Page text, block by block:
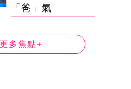
「爸」氣
更多焦點+